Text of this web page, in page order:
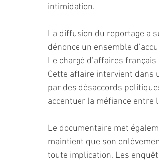
intimidation.
La diffusion du reportage a
dénonce un ensemble
Le chargé d’affaires
Cette affaire intervient dans
par des désaccords
accentuer la méfiance entre
Le documentaire met
maintient que son
toute implication. Les